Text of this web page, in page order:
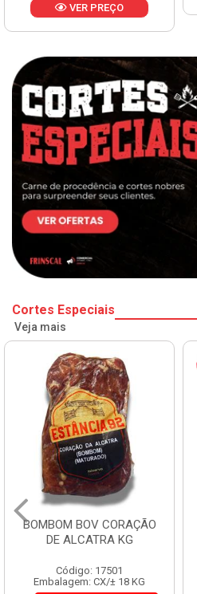
VER PREÇO
Cortes Especiais
Veja mais
BOMBOM BOV CORAÇÃO
DE ALCATRA KG
Código: 17501
Embalagem: CX/± 18 KG